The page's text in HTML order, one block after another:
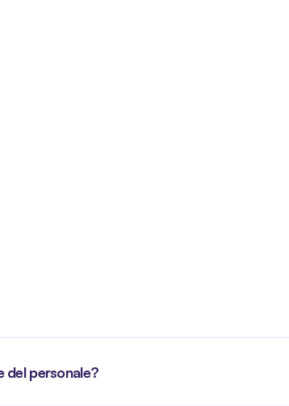
del personale?